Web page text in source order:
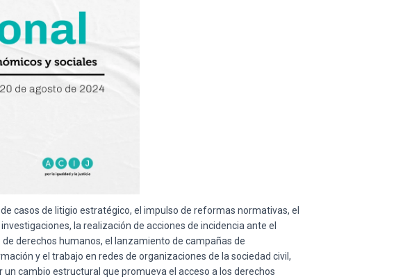
casos de litigio estratégico, el impulso de reformas normativas, el
la realización de acciones de incidencia ante el
derechos humanos, el lanzamiento de campañas de
y el trabajo en redes de organizaciones de la sociedad civil,
cambio estructural que promueva el acceso a los derechos